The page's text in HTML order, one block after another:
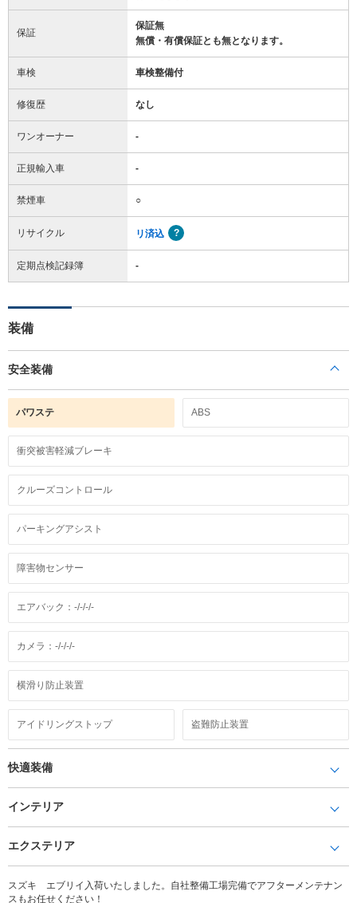
保証
保証無
無償・有償保証とも無となります。
車検 車検整備付
修復歴 なし
ワンオーナー -
正規輸入車 -
禁煙車 ○
リサイクル リ済込
定期点検記録簿 -
装備
安全装備
パワステ ABS
衝突被害軽減ブレーキ
クルーズコントロール
パーキングアシスト
障害物センサー
エアバック：-/-/-/-
カメラ：-/-/-/-
横滑り防止装置
アイドリングストップ 盗難防止装置
快適装備
インテリア
エクステリア
スズキ エブリイ入荷いたしました。自社整備工場完備でアフターメンテナン
スもお任せください！